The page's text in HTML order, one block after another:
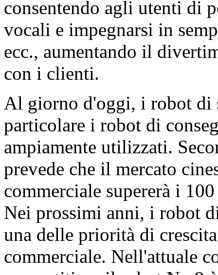
consentendo agli utenti di
vocali e impegnarsi in
ecc., aumentando il
con i clienti.
Al giorno d'oggi, i robot di
particolare i robot di
ampiamente utilizzati.
prevede che il mercato
commerciale supererà i
Nei prossimi anni, i robot
una delle priorità di
commerciale. Nell'attuale